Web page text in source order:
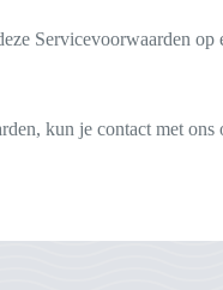
Servicevoorwaarden
kun je contact met